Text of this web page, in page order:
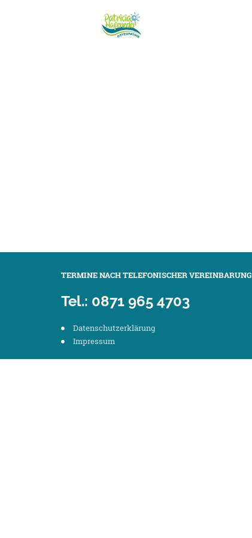
TERMINE NACH TELEFONISCHER VEREINBARUNG
Tel.: 0871 965 4703
Datenschutzerklärung
Impressum